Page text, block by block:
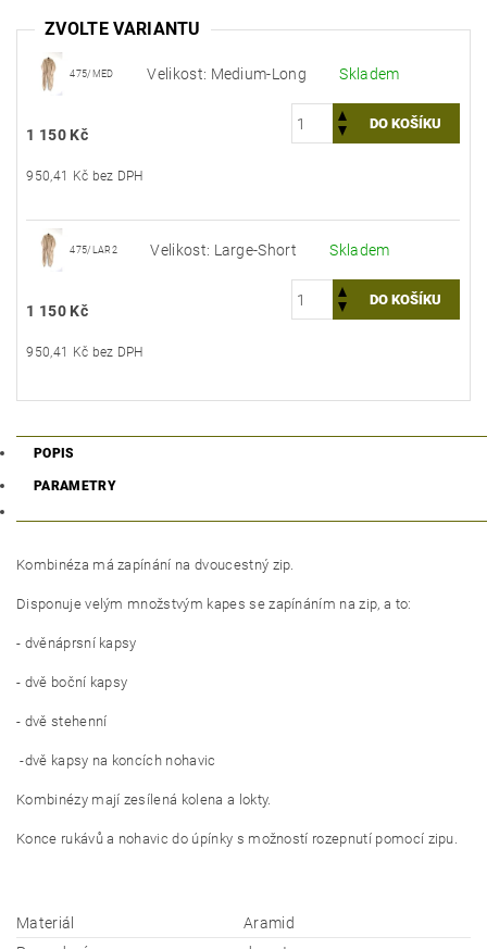
ZVOLTE VARIANTU
475/MED Velikost: Medium-Long Skladem
1 150 Kč
950,41 Kč bez DPH
475/LAR2 Velikost: Large-Short Skladem
1 150 Kč
950,41 Kč bez DPH
POPIS
PARAMETRY
Kombinéza má zapínání na dvoucestný zip.
Disponuje velým množstvým kapes se zapínáním na zip, a to:
- dvěnáprsní kapsy
- dvě boční kapsy
- dvě stehenní
-dvě kapsy na koncích nohavic
Kombinézy mají zesílená kolena a lokty.
Konce rukávů a nohavic do úpínky s možností rozepnutí pomocí zipu.
Materiál
Aramid